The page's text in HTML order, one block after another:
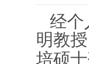
经个
明教
培硕